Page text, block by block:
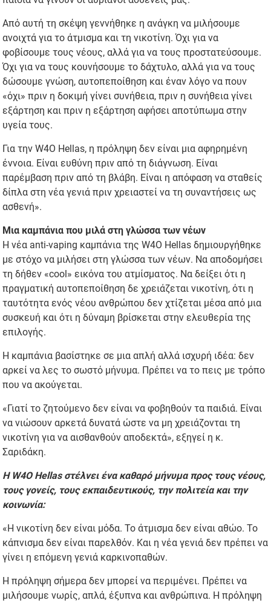
Από αυτή τη σκέψη γεννήθηκε η ανάγκη να μιλήσουμε
ανοιχτά για το άτμισμα και τη νικοτίνη. Όχι για να
φοβίσουμε τους νέους, αλλά για να τους προστατεύσουμε.
Όχι για να τους κουνήσουμε το δάχτυλο, αλλά για να τους
δώσουμε γνώση, αυτοπεποίθηση και έναν λόγο να πουν
«όχι» πριν η δοκιμή γίνει συνήθεια, πριν η συνήθεια γίνει
εξάρτηση και πριν η εξάρτηση αφήσει αποτύπωμα στην
υγεία τους.
Για την W4O Hellas, η πρόληψη δεν είναι μια αφηρημένη
έννοια. Είναι ευθύνη πριν από τη διάγνωση. Είναι
παρέμβαση πριν από τη βλάβη. Είναι η απόφαση να σταθείς
δίπλα στη νέα γενιά πριν χρειαστεί να τη συναντήσεις ως
ασθενή».
Μια καμπάνια που μιλά στη γλώσσα των νέων
Η νέα anti-vaping καμπάνια της W4O Hellas δημιουργήθηκε
με στόχο να μιλήσει στη γλώσσα των νέων. Να αποδομήσει
τη δήθεν «cool» εικόνα του ατμίσματος. Να δείξει ότι η
πραγματική αυτοπεποίθηση δε χρειάζεται νικοτίνη, ότι η
ταυτότητα ενός νέου ανθρώπου δεν χτίζεται μέσα από μια
συσκευή και ότι η δύναμη βρίσκεται στην ελευθερία της
επιλογής.
Η καμπάνια βασίστηκε σε μια απλή αλλά ισχυρή ιδέα: δεν
αρκεί να λες το σωστό μήνυμα. Πρέπει να το πεις με τρόπο
που να ακούγεται.
«Γιατί το ζητούμενο δεν είναι να φοβηθούν τα παιδιά. Είναι
να νιώσουν αρκετά δυνατά ώστε να μη χρειάζονται τη
νικοτίνη για να αισθανθούν αποδεκτά», εξηγεί η κ.
Σαριδάκη.
Η W4O Hellas στέλνει ένα καθαρό μήνυμα προς τους νέους,
τους γονείς, τους εκπαιδευτικούς, την πολιτεία και την
κοινωνία:
«Η νικοτίνη δεν είναι μόδα. Το άτμισμα δεν είναι αθώο. Το
κάπνισμα δεν είναι παρελθόν. Και η νέα γενιά δεν πρέπει να
γίνει η επόμενη γενιά καρκινοπαθών.
Η πρόληψη σήμερα δεν μπορεί να περιμένει. Πρέπει να
μιλήσουμε νωρίς, απλά, έξυπνα και ανθρώπινα. Η πρόληψη